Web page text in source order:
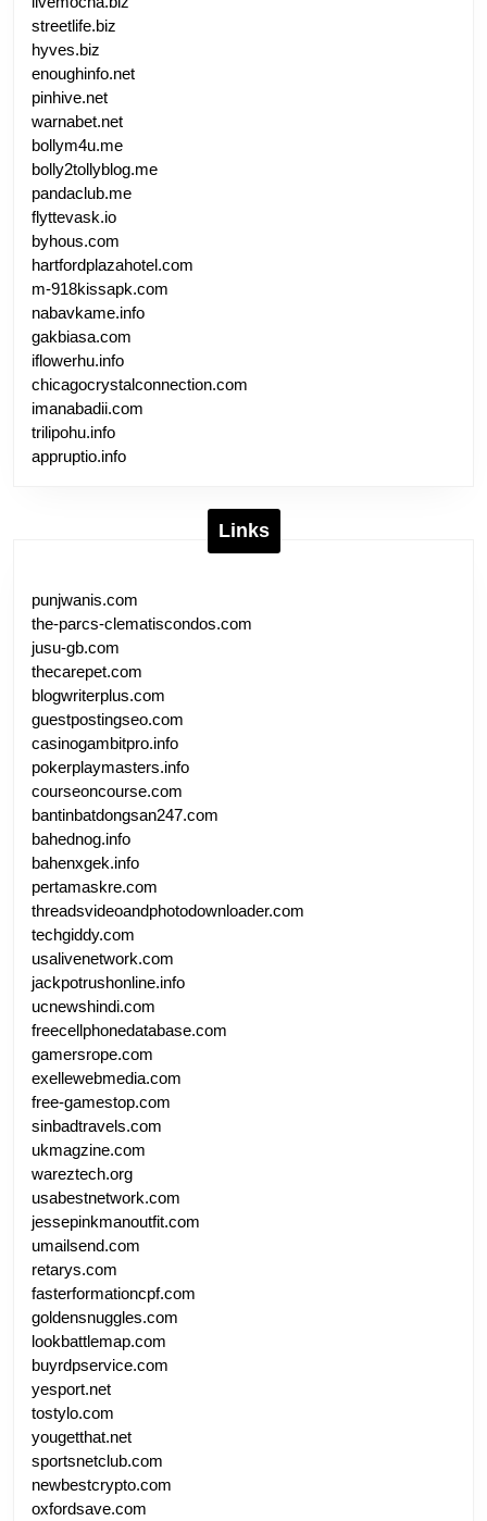
streetlife.biz
hyves.biz
enoughinfo.net
pinhive.net
warnabet.net
bollym4u.me
bolly2tollyblog.me
pandaclub.me
flyttevask.io
byhous.com
hartfordplazahotel.com
m-918kissapk.com
nabavkame.info
gakbiasa.com
iflowerhu.info
chicagocrystalconnection.com
imanabadii.com
trilipohu.info
appruptio.info
Links
punjwanis.com
the-parcs-clematiscondos.com
jusu-gb.com
thecarepet.com
blogwriterplus.com
guestpostingseo.com
casinogambitpro.info
pokerplaymasters.info
courseoncourse.com
bantinbatdongsan247.com
bahednog.info
bahenxgek.info
pertamaskre.com
threadsvideoandphotodownloader.com
techgiddy.com
usalivenetwork.com
jackpotrushonline.info
ucnewshindi.com
freecellphonedatabase.com
gamersrope.com
exellewebmedia.com
free-gamestop.com
sinbadtravels.com
ukmagzine.com
wareztech.org
usabestnetwork.com
jessepinkmanoutfit.com
umailsend.com
retarys.com
fasterformationcpf.com
goldensnuggles.com
lookbattlemap.com
buyrdpservice.com
yesport.net
tostylo.com
yougetthat.net
sportsnetclub.com
newbestcrypto.com
oxfordsave.com